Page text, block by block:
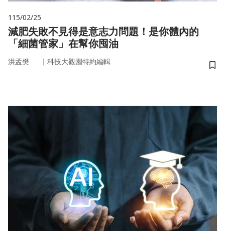
115/02/25
減肥失敗不見得是意志力問題！是你體內的
「細菌管家」在幫你囤油
洪孟樊 ｜ 科技大觀園特約編輯
儲